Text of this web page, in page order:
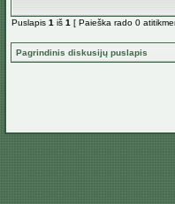
Puslapis 1 iš 1 [ Paieška rado 0
Pagrindinis diskusijų puslapis